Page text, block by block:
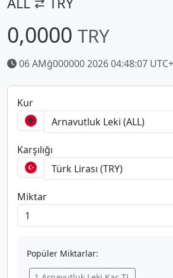
0,0000 TRY
06 AMğ000000 2026 04:48:07
Kur
Karşılığı
Miktar
Popüler Miktarlar: